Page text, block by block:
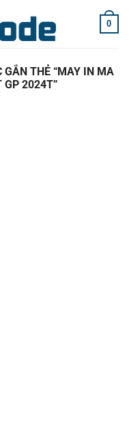
0
THẺ “MAY IN MA
GP 2024T”